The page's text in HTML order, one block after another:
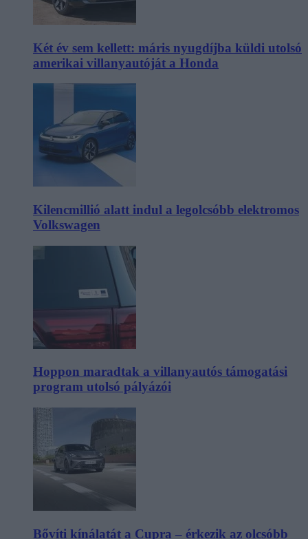
Két év sem kellett: máris nyugdíjba küldi utolsó
amerikai villanyautóját a Honda
Kilencmillió alatt indul a legolcsóbb elektromos
Volkswagen
Hoppon maradtak a villanyautós támogatási
program utolsó pályázói
Bővíti kínálatát a Cupra – érkezik az olcsóbb